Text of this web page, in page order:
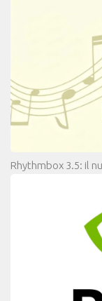
Rhythmbox 3.5: il